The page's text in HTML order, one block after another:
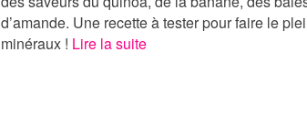
d’amande. Une recette à tester pour faire le
minéraux ! Lire la suite